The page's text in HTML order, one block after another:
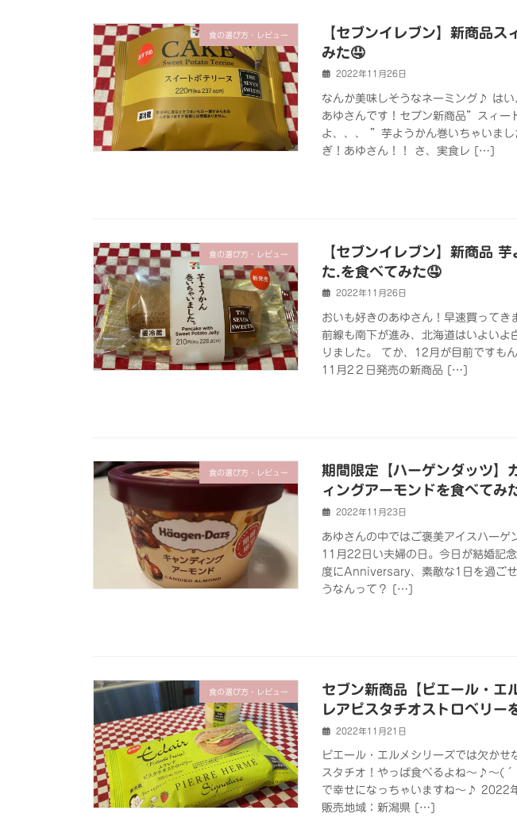
食の選び方・レビュー
【セブンイレブン】新商品ス
みた🤤
2022年11月26日
なんか美味しそうなネーミング♪ は
あゆさんです！セブン新商品”スィー
よ、、、 ”芋ようかん巻いちゃいま
ぎ！あゆさん！！ さ、実食レ […]
食の選び方・レビュー
【セブンイレブン】新商品
た.を食べてみた🤤
2022年11月26日
おいも好きのあゆさん！早速買ってき
前線も南下が進み、北海道はいよいよ
りました。 てか、12月が目前ですも
11月2２日発売の新商品 […]
食の選び方・レビュー
期間限定【ハーゲンダッツ】
ィングアーモンドを食べてみ
2022年11月23日
あゆさんの中ではご褒美アイスハーゲ
11月22日い夫婦の日。今日が結婚記
度にAnniversary、素敵な1日を過ご
うなんって？ […]
食の選び方・レビュー
セブン新商品【ピエール・エ
レアピスタチオストロベリー
2022年11月21日
ピエール・エルメシリーズでは欠か
スタチオ！やっぱ食べるよね～♪～
で幸せになっちゃいますね～♪ 2022
販売地域：新潟県 […]